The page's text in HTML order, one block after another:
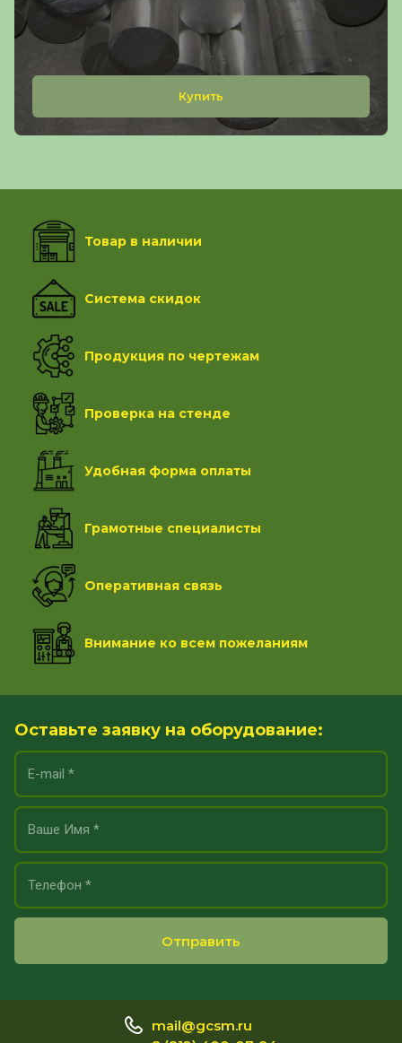
Купить
Товар в наличии
Система скидок
Продукция по чертежам
Проверка на стенде
Удобная форма оплаты
Грамотные специалисты
Оперативная связь
Внимание ко всем пожеланиям
Оставьте заявку на оборудование:
Отправить
mail@gcsm.ru